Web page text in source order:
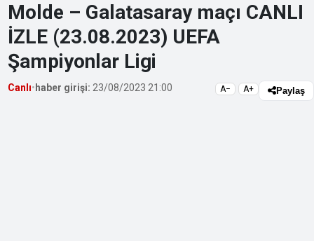
Molde – Galatasaray maçı CANLI
İZLE (23.08.2023) UEFA
Şampiyonlar Ligi
Canlı• haber girişi: 23/08/2023 21:00 A− A+ Paylaş